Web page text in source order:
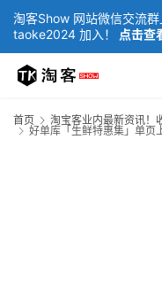
淘客Show 网站微信交流群
taoke2024 加入！
点击查
首页
淘宝客业内最新资讯！
好单库「生鲜特惠集」单页